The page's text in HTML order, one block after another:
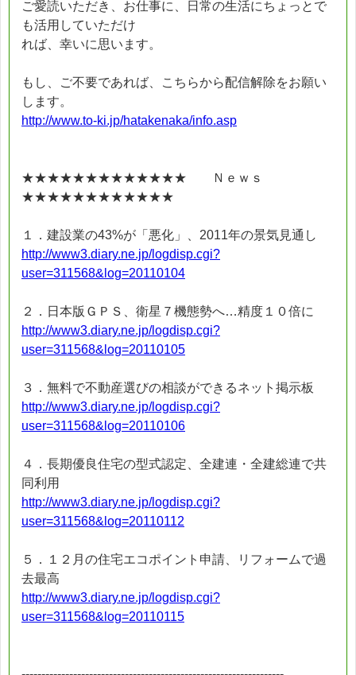
ご愛読いただき、お仕事に、日常の生活にちょっとで
も活用していただけ
れば、幸いに思います。
もし、ご不要であれば、こちらから配信解除をお願い
します。
http://www.to-ki.jp/hatakenaka/info.asp
★★★★★★★★★★★★★ Ｎｅｗｓ
★★★★★★★★★★★★
１．建設業の43%が「悪化」、2011年の景気見通し
http://www3.diary.ne.jp/logdisp.cgi?
user=311568&log=20110104
２．日本版ＧＰＳ、衛星７機態勢へ…精度１０倍に
http://www3.diary.ne.jp/logdisp.cgi?
user=311568&log=20110105
３．無料で不動産選びの相談ができるネット掲示板
http://www3.diary.ne.jp/logdisp.cgi?
user=311568&log=20110106
４．長期優良住宅の型式認定、全建連・全建総連で共
同利用
http://www3.diary.ne.jp/logdisp.cgi?
user=311568&log=20110112
５．１２月の住宅エコポイント申請、リフォームで過
去最高
http://www3.diary.ne.jp/logdisp.cgi?
user=311568&log=20110115